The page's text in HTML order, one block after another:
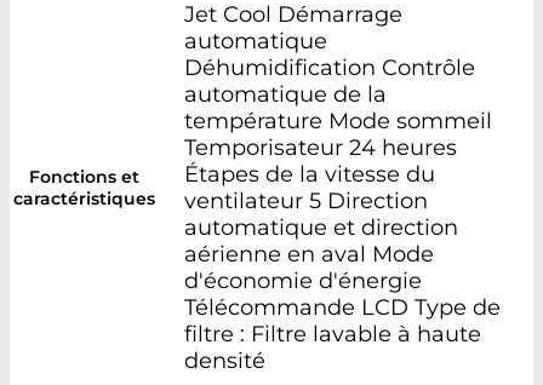
Fonctions et
caractéristiques
Jet Cool Démarrage
automatique
Déhumidification Contrôle
automatique de la
température Mode sommeil
Temporisateur 24 heures
Étapes de la vitesse du
ventilateur 5 Direction
automatique et direction
aérienne en aval Mode
d'économie d'énergie
Télécommande LCD Type de
filtre : Filtre lavable à haute
densité